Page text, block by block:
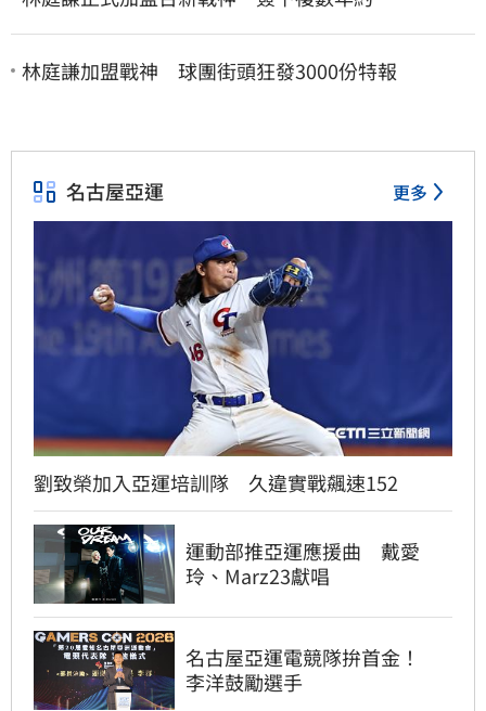
林庭謙加盟戰神 球團街頭狂發3000份特報
名古屋亞運 更多
劉致榮加入亞運培訓隊 久違實戰飆速152
運動部推亞運應援曲 戴愛
玲、Marz23獻唱
名古屋亞運電競隊拚首金！
李洋鼓勵選手